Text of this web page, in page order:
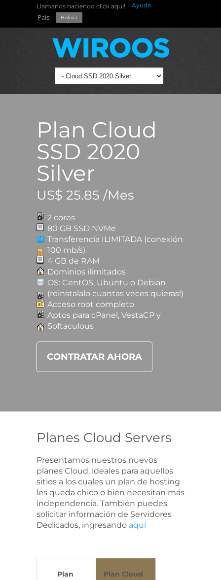
Llamanos haciendo click aquí! Ayuda
País: Bolivia
Plan Cloud
SSD 2020
Silver
US$ 25.85 /Mes
2 cores
80 GB SSD NVMe
Transferencia ILIMITADA (conexión
100 mb/s)
4 GB de RAM
Dominios ilimitados
OS: CentOS, Ubuntu o Debian
(reinstalalo cuantas veces quieras!)
Acceso root completo
Aptos para cPanel, VestaCP y
Softaculous
CONTRATAR AHORA
Planes Cloud Servers
Presentamos nuestros nuevos
planes Cloud, ideales para aquellos
sitios a los cuales un plan de hosting
les queda chico o bien necesitan más
independencia. También puedes
solicitar información de Servidores
Dedicados, ingresando aquí
Plan
Plan Cloud